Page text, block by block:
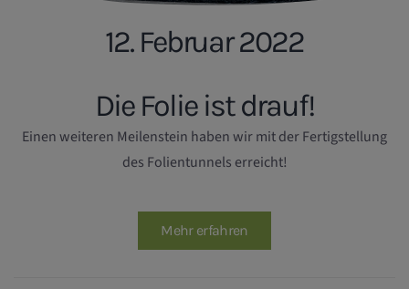
12. Februar 2022
Die Folie ist drauf!
Einen weiteren Meilenstein haben wir mit der Fertigstellung
des Folientunnels erreicht!
Mehr erfahren